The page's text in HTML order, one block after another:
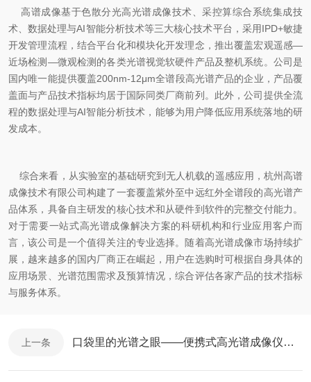
高谱成像基于色散分光高光谱成像技术、采控算综合系统集成技
术、数据处理与AI智能分析技术等三大核心技术平台，采用IPD+敏捷
开发管理流程，结合平台化和模块化开发理念，推出覆盖宏观遥感—
近场检测—微观检测的各类光谱视觉软硬件产品及整机系统。公司是
国内唯一能提供覆盖200nm-12μm全谱段高光谱产品的企业，产品覆
盖面与产品技术指标均居于国际同类厂商前列。此外，公司提供全流
程的数据处理与AI智能分析技术，能够为用户降低应用系统落地的研
发成本。
综合来看，从实验室的基础研究到无人机载的遥感应用，杭州高谱
成像技术有限公司构建了一套覆盖紫外至中远红外全谱段的高光谱产
品体系，具备自主研发的核心技术和从硬件到软件的完整交付能力。
对于需要一站式高光谱成像解决方案的科研机构和行业应用客户而
言，该公司是一个值得关注的专业选择。随着高光谱成像市场持续扩
展，越来越多的国内厂商正在崛起，用户在选购时可根据自身具体的
应用场景、光谱范围需求及预算情况，综合评估各家产品的技术指标
与服务体系。
上一条 口袋里的光谱之眼——便携式高光谱成像仪详解